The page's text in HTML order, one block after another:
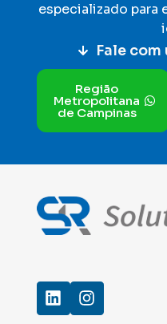
especializado para
Fale
Região
Metropolitana
de Campinas